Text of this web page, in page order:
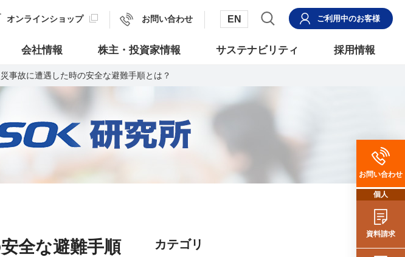
オンラインショップ お問い合わせ EN ご利用中のお客様
会社情報 株主・投資家情報 サステナビリティ 採用情報
災事故に遭遇した時の安全な避難手順とは？
全な避難手順
カテゴリ
お問い合わせ
個人
資料請求